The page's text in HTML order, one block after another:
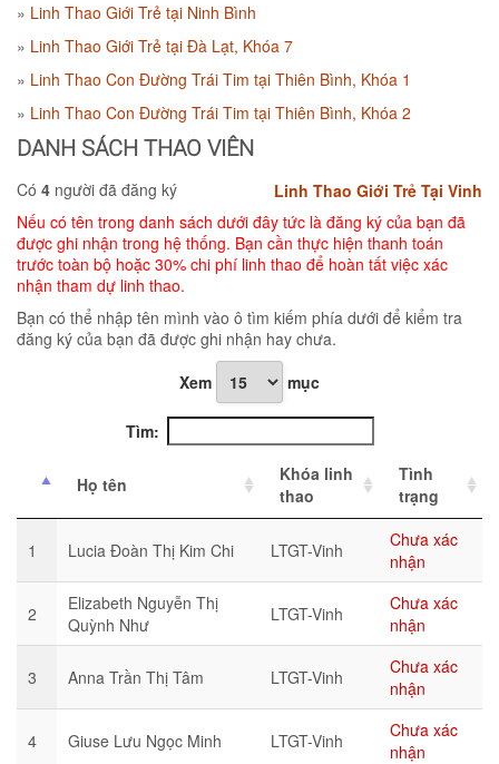
Linh Thao Giới Trẻ tại Ninh Bình
Linh Thao Giới Trẻ tại Đà Lạt, Khóa 7
Linh Thao Con Đường Trái Tim tại Thiên Bình, Khóa 1
Linh Thao Con Đường Trái Tim tại Thiên Bình, Khóa 2
DANH SÁCH THAO VIÊN
Linh Thao Giới Trẻ Tại Vinh
Có 4 người đã đăng ký
Nếu có tên trong danh sách dưới đây tức là đăng ký của bạn đã
được ghi nhận trong hệ thống. Bạn cần thực hiện thanh toán
trước toàn bộ hoặc 30% chi phí linh thao để hoàn tất việc xác
nhận tham dự linh thao.
Bạn có thể nhập tên mình vào ô tìm kiếm phía dưới để kiểm tra
đăng ký của bạn đã được ghi nhận hay chưa.
Xem
mục
Tìm:
Họ tên
Khóa linh
thao
Tình
trạng
1 Lucia Đoàn Thị Kim Chi LTGT-Vinh
Chưa xác
nhận
2
Elizabeth Nguyễn Thị
Quỳnh Như
LTGT-Vinh
Chưa xác
nhận
3 Anna Trần Thị Tâm LTGT-Vinh
Chưa xác
nhận
4 Giuse Lưu Ngọc Minh LTGT-Vinh
Chưa xác
nhận